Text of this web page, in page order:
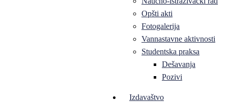
Opšti akti
Fotogalerija
Vannastavne aktivnosti
Studentska praksa
Dešavanja
Pozivi
Izdavaštvo